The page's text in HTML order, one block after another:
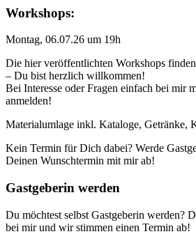
Workshops:
Montag, 06.07.26 um 19h
Die hier veröffentlichten Workshops
– Du bist herzlich willkommen!
Bei Interesse oder Fragen einfach bei mir
anmelden!
Materialumlage inkl. Kataloge, Getränke,
Kein Termin für Dich dabei? Werde
Deinen Wunschtermin mit mir ab!
Gastgeberin werden
Du möchtest selbst Gastgeberin werden?
bei mir und wir stimmen einen Termin ab!